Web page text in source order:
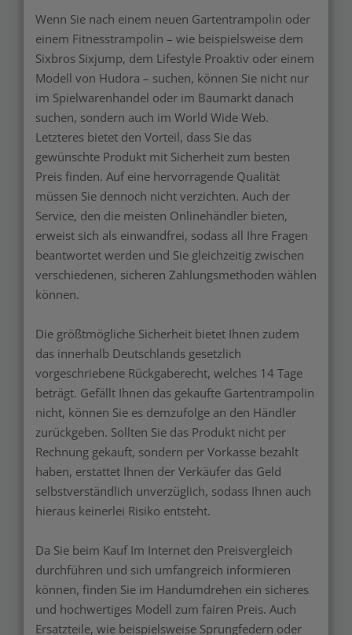
Wenn Sie nach einem neuen Gartentrampolin oder
einem Fitnesstrampolin – wie beispielsweise dem
Sixbros Sixjump, dem Lifestyle Proaktiv oder einem
Modell von Hudora – suchen, können Sie nicht nur
im Spielwarenhandel oder im Baumarkt danach
suchen, sondern auch im World Wide Web.
Letzteres bietet den Vorteil, dass Sie das
gewünschte Produkt mit Sicherheit zum besten
Preis finden. Auf eine hervorragende Qualität
müssen Sie dennoch nicht verzichten. Auch der
Service, den die meisten Onlinehändler bieten,
erweist sich als einwandfrei, sodass all Ihre Fragen
beantwortet werden und Sie gleichzeitig zwischen
verschiedenen, sicheren Zahlungsmethoden wählen
können.
Die größtmögliche Sicherheit bietet Ihnen zudem
das innerhalb Deutschlands gesetzlich
vorgeschriebene Rückgaberecht, welches 14 Tage
beträgt. Gefällt Ihnen das gekaufte Gartentrampolin
nicht, können Sie es demzufolge an den Händler
zurückgeben. Sollten Sie das Produkt nicht per
Rechnung gekauft, sondern per Vorkasse bezahlt
haben, erstattet Ihnen der Verkäufer das Geld
selbstverständlich unverzüglich, sodass Ihnen auch
hieraus keinerlei Risiko entsteht.
Da Sie beim Kauf Im Internet den Preisvergleich
durchführen und sich umfangreich informieren
können, finden Sie im Handumdrehen ein sicheres
und hochwertiges Modell zum fairen Preis. Auch
Ersatzteile, wie beispielsweise Sprungfedern oder